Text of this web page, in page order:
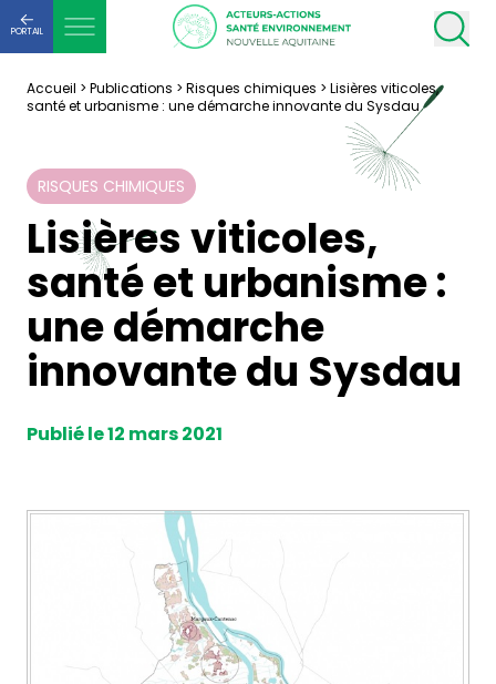
PORTAIL
Accueil > Publications > Risques chimiques > Lisières viticoles,
santé et urbanisme : une démarche innovante du Sysdau
RISQUES CHIMIQUES
Lisières viticoles,
santé et urbanisme :
une démarche
innovante du Sysdau
Publié le 12 mars 2021